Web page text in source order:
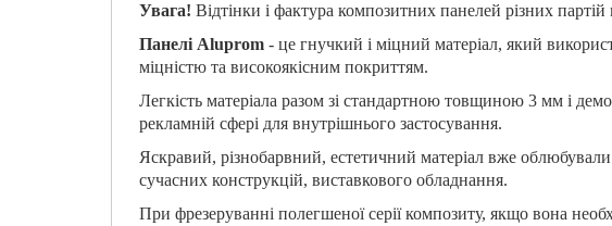
Увага! Відтінки і фактура композитних панелей різних
Панелі Aluprom - це гнучкий і міцний матеріал, який
міцністю та високоякісним покриттям.
Легкість матеріала разом зі стандартною товщиною 3 мм і
рекламній сфері для внутрішнього застосування.
Яскравий, різнобарвний, естетичний матеріал вже
сучасних конструкцій, виставкового обладнання.
При фрезеруванні полегшеної серії композиту, якщо вона